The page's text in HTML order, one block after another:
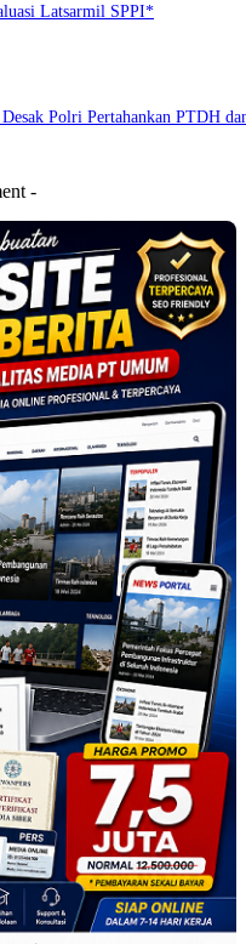
Latsarmil SPPI*
Polri Pertahankan PTDH
-